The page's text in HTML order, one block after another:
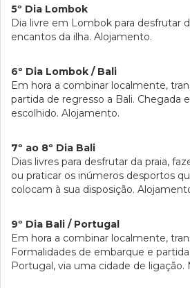
5º Dia Lombok
Dia livre em Lombok para desfrutar
encantos da ilha. Alojamento.
6º Dia Lombok / Bali
Em hora a combinar localmente,
partida de regresso a Bali. Chegada
escolhido. Alojamento.
7º ao 8º Dia Bali
Dias livres para desfrutar da praia,
ou praticar os inúmeros desportos
colocam à sua disposição.
9º Dia Bali / Portugal
Em hora a combinar localmente,
Formalidades de embarque e
Portugal, via uma cidade de ligação.